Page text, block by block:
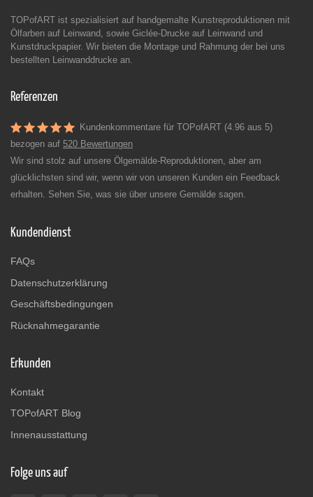
TOPofART ist spezialisiert auf handgemalte Kunstreproduktionen mit
Ölfarben auf Leinwand, sowie Giclée-Drucke auf Leinwand und
Kunstdruckpapier. Wir bieten die Montage und Rahmung der bei uns
bestellten Leinwanddrucke an.
Referenzen
Kundenkommentare für TOPofART (4.96 aus 5)
bezogen auf 520 Bewertungen
Wir sind stolz auf unsere Ölgemälde-Reproduktionen, aber am
glücklichsten sind wir, wenn wir von unseren Kunden ein Feedback
erhalten. Sehen Sie, was sie über unsere Gemälde sagen.
Kundendienst
FAQs
Datenschutzerklärung
Geschäftsbedingungen
Rücknahmegarantie
Erkunden
Kontakt
TOPofART Blog
Innenausstattung
Folge uns auf